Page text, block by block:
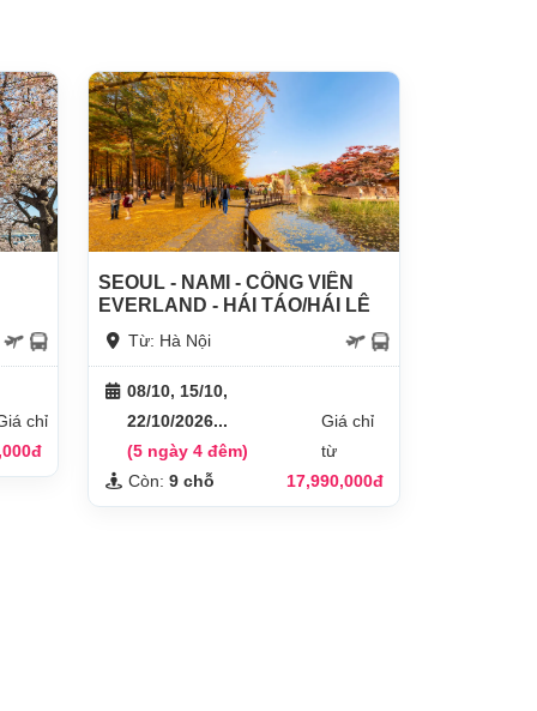
chỉ
SEOUL - NAMI - CÔNG VIÊN
EVERLAND - HÁI TÁO/HÁI LÊ
Từ: Hà Nội
08/10, 15/10,
22/10/2026...
(5 ngày 4 đêm)
Giá chỉ
từ
Còn: 9 chỗ 17,990,000đ